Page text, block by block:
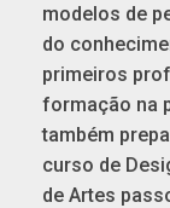
modelos de
do
primeiros
formação na
também
curso de
de Artes